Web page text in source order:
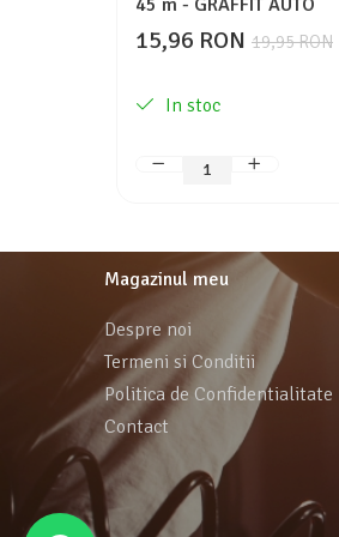
45 m - GRAFFIT AUTO
19,95 RON
15,96 RON
In stoc
Magazinul meu
Despre noi
Termeni si Conditii
Politica de Confidentialitate
Contact